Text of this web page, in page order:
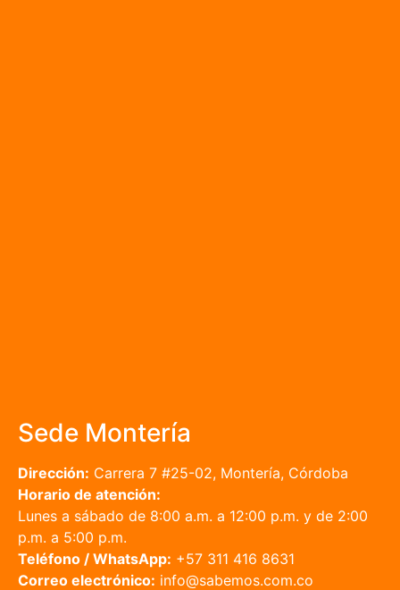
Sede Montería
Dirección: Carrera 7 #25-02, Montería, Córdoba
Horario de atención:
Lunes a sábado de 8:00 a.m. a 12:00 p.m. y de 2:00
p.m. a 5:00 p.m.
Teléfono / WhatsApp: +57 311 416 8631
Correo electrónico: info@sabemos.com.co